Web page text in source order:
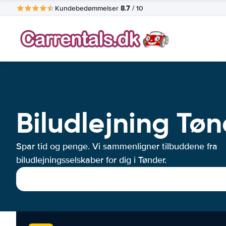
Kundebedømmelser 8.7 / 10
Biludlejning
Spar tid og penge. Vi sammenligner tilbuddene fra
biludlejningsselskaber for dig i Tønder.